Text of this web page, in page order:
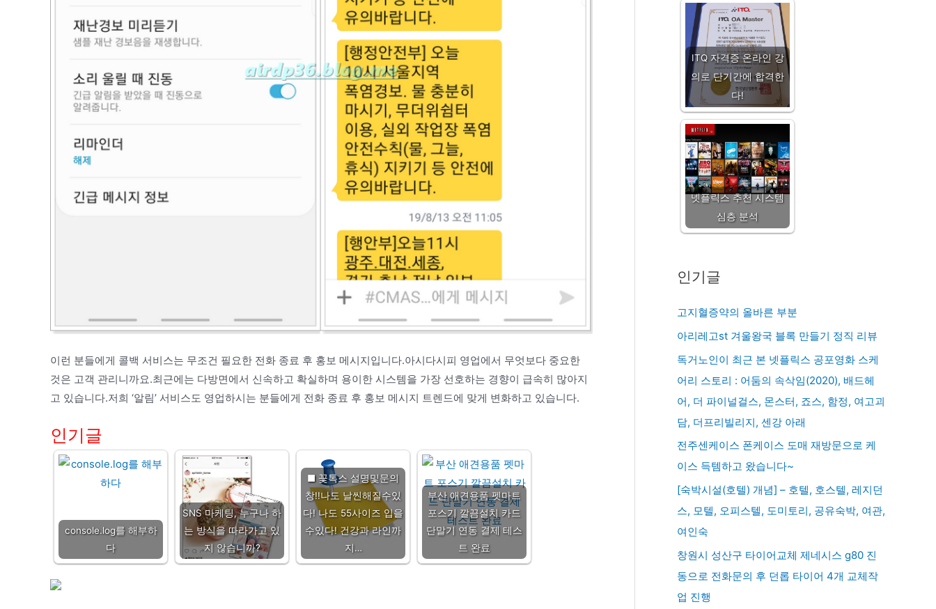
이런 분들에게 콜백 서비스는 무조건 필요한 전화 종료 후 홍보 메시지입니다.아시다시피 영업에서 무엇보다 중요한
것은 고객 관리니까요.최근에는 다방면에서 신속하고 확실하며 용이한 시스템을 가장 선호하는 경향이 급속히 많아지
고 있습니다.저희 ‘알림’ 서비스도 영업하시는 분들에게 전화 종료 후 홍보 메시지 트렌드에 맞게 변화하고 있습니다.
인기글
console.log를 해부하
다
SNS 마케팅, 누구나 하
는 방식을 따라가고 있
지 않습니까?
■ 꽃톡스 설명및문의
창!!나도 날씬해질수있
다! 나도 55사이즈 입을
수있다! 건강과 라인까
지…
부산 애견용품 펫마트
포스기 깔끔설치 카드
단말기 연동 결제 테스
트 완료
ITQ 자격증 온라인 강
의로 단기간에 합격한
다!
넷플릭스 추천 시스템
심층 분석
인기글
고지혈증약의 올바른 부분
아리레고st 겨울왕국 블록 만들기 정직 리뷰
독거노인이 최근 본 넷플릭스 공포영화 스케
어리 스토리 : 어둠의 속삭임(2020), 배드헤
어, 더 파이널걸스, 몬스터, 죠스, 함정, 여고괴
담, 더프리빌리지, 센강 아래
전주센케이스 폰케이스 도매 재방문으로 케
이스 득템하고 왔습니다~
[숙박시설(호텔) 개념] – 호텔, 호스텔, 레지던
스, 모텔, 오피스텔, 도미토리, 공유숙박, 여관,
여인숙
창원시 성산구 타이어교체 제네시스 g80 진
동으로 전화문의 후 던롭 타이어 4개 교체작
업 진행